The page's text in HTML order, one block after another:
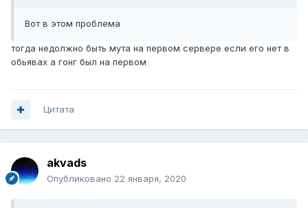
Вот в этом проблема
тогда недолжно быть мута на первом сервере если его нет в
обьявах а гонг был на первом
Цитата
akvads
Опубликовано 22 января, 2020